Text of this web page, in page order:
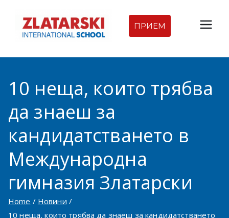
content
Междуна
родна
гимназия
Златарск
и |
Междуна
родно
ПРИЕМ
10 неща, които трябва
да знаеш за
кандидатстването в
Международна
гимназия Златарски
Home
Новини
10 неща, които трябва да знаеш за кандидатстването